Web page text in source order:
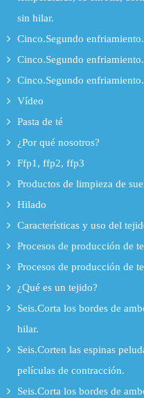
sin hilar.
Cinco.Segundo enfriamiento.
Cinco.Segundo enfriamiento.
Cinco.Segundo enfriamiento.
Vídeo
Pasta de té
¿Por qué nosotros?
Ffp1, ffp2, ffp3
Productos de limpieza de
Hilado
Características y uso del
Procesos de producción de
Procesos de producción de
¿Qué es un tejido?
Seis.Corta los bordes de
hilar.
Seis.Corten las espinas
películas de contracción.
Seis.Corta los bordes de